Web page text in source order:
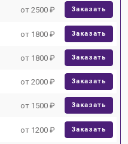
от 2500 ₽ Заказать
от 1800 ₽ Заказать
от 1800 ₽ Заказать
от 2000 ₽ Заказать
от 1500 ₽ Заказать
от 1200 ₽ Заказать